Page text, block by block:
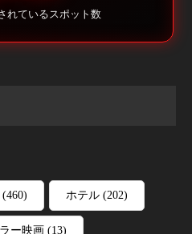
れているスポット数
(460) ホテル (202)
ー映画 (13)